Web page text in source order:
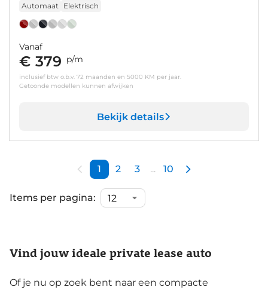
Automaat Elektrisch
Vanaf
€ 379 p/m
inclusief btw o.b.v. 72 maanden en 5000 KM per jaar.
Getoonde modellen kunnen afwijken
Bekijk details
1 2 3 ... 10
Items per pagina:
Vind jouw ideale private lease auto
Of je nu op zoek bent naar een compacte